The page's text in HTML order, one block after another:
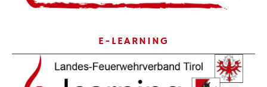
E-LEARNING